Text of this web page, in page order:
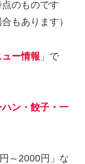
のものです
もあります）
ュー情報 」で
ン・餃子・一
～2000円」な